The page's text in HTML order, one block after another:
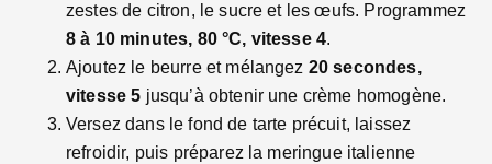
zestes de citron, le sucre et les œufs. Programmez
8 à 10 minutes, 80 °C, vitesse 4.
Ajoutez le beurre et mélangez 20 secondes,
vitesse 5 jusqu’à obtenir une crème homogène.
Versez dans le fond de tarte précuit, laissez
refroidir, puis préparez la meringue italienne